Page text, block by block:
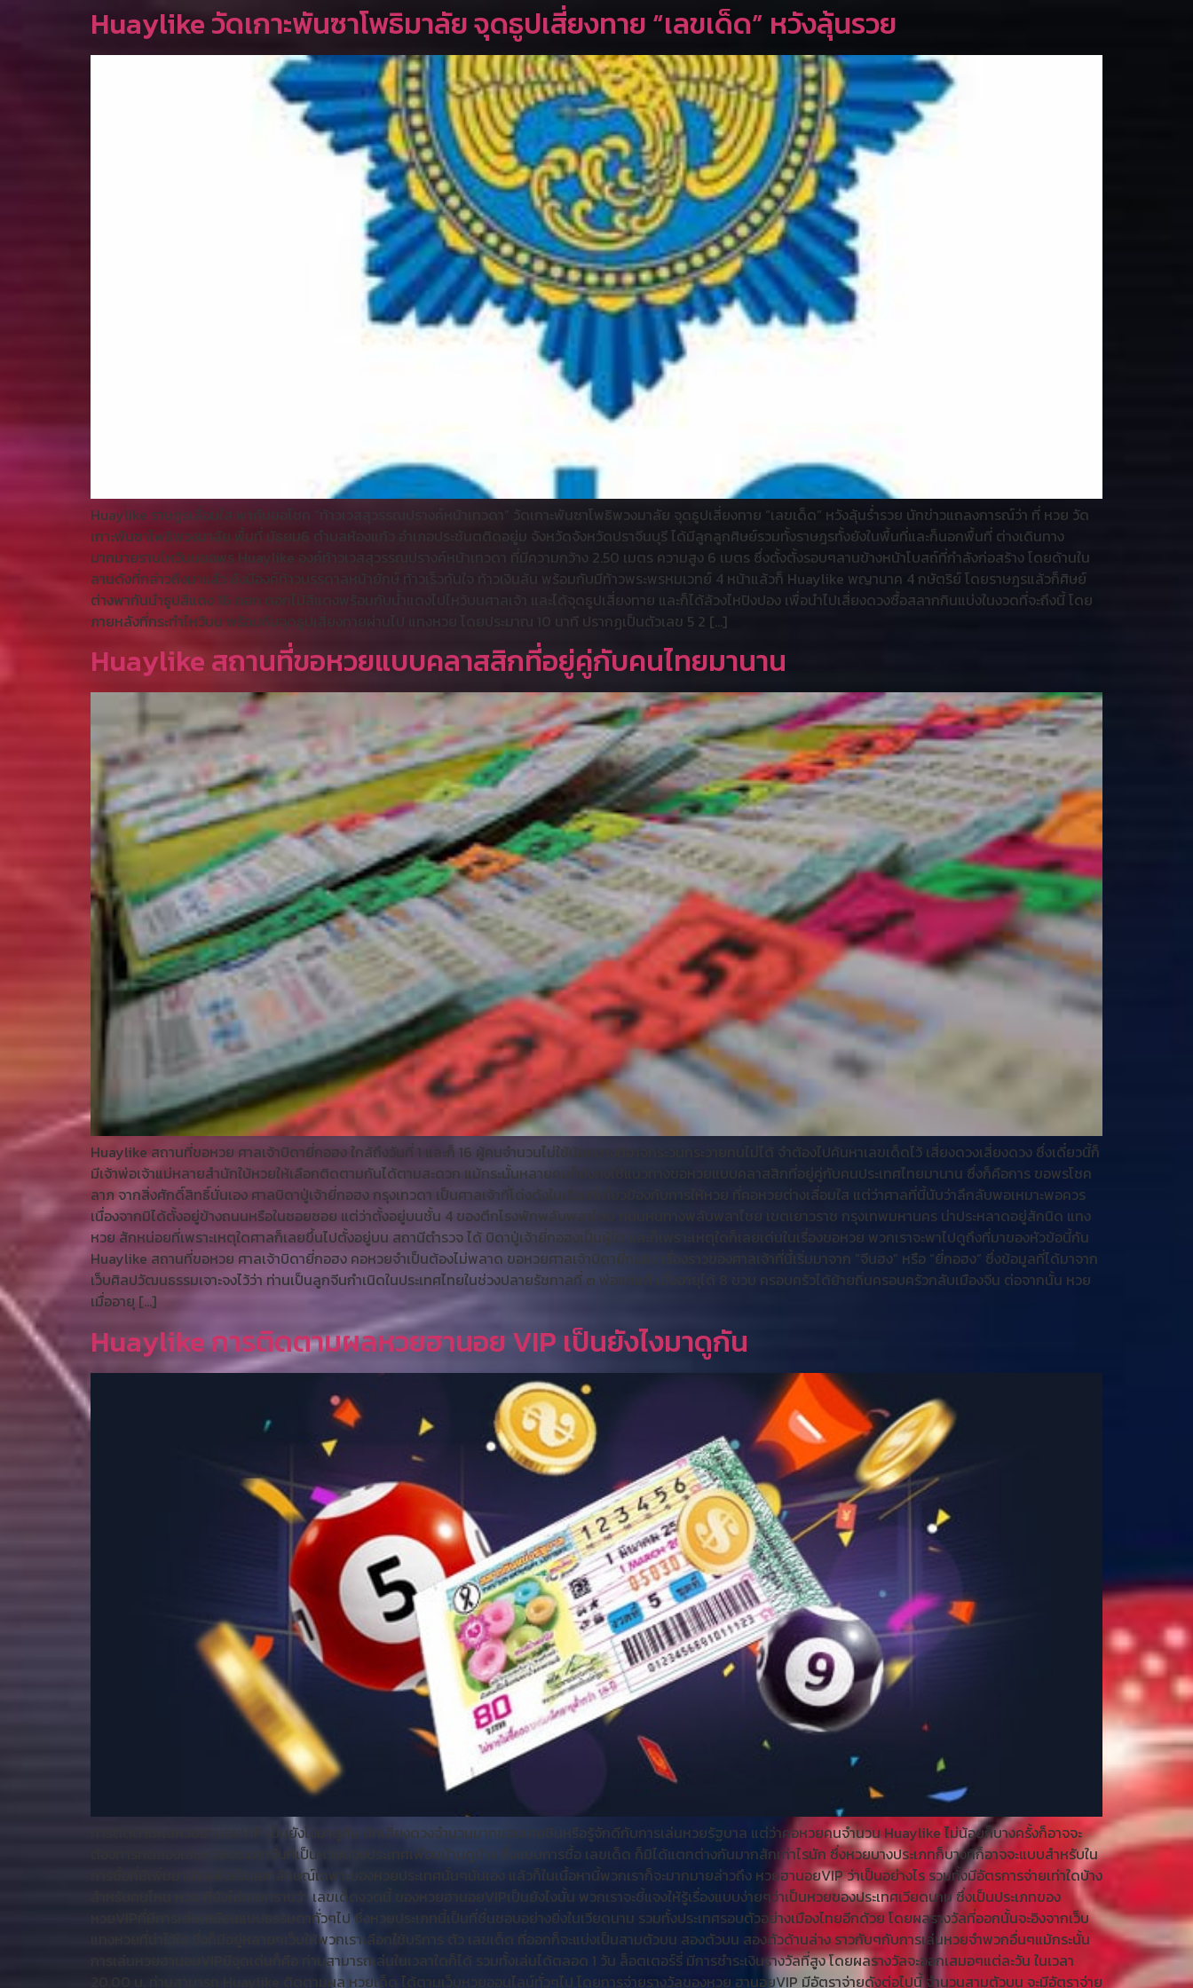
Huaylike วัดเกาะพันซาโพธิมาลัย จุดธูปเสี่ยงทาย “เลขเด็ด” หวังลุ้นรวย
Huaylike ราษฎรเลื่อมใส พากันขอโชค “ท้าวเวสสุวรรณปรางค์หน้าเทวดา” วัดเกาะพันซาโพธิพวงมาลัย จุดธูปเสี่ยงทาย “เลขเด็ด” หวังลุ้นร่ำรวย นักข่าวแถลงการณ์ว่า ที่ หวย วัด
เกาะพันซาโพธิพวงมาลัย พื้นที่ มัธยม6 ตำบลห้องแก้ว อำเภอประชันตติดอยู่ม จังหวัดจังหวัดปราจีนบุรี ได้มีลูกลูกศิษย์รวมทั้งราษฎรทั้งยังในพื้นที่และก็นอกพื้นที่ ต่างเดินทาง
มากมายราบไหว้บนขอพร Huaylike องค์ท้าวเวสสุวรรณปรางค์หน้าเทวดา ที่มีความกว้าง 2.50 เมตร ความสูง 6 เมตร ซึ่งตั้งตั้งรอบๆลานข้างหน้าโบสถ์ที่กำลังก่อสร้าง โดยด้านใน
ลานดังที่กล่าวถึงมาแล้ว ยังมีองค์ท้าวบรรดาลหน้ายักษ์ ท้าวเร็วทันใจ ท้าวเงินล้น พร้อมกับมีท้าวพระพรหมเวทย์ 4 หน้าแล้วก็ Huaylike พญานาค 4 กษัตริย์ โดยราษฎรแล้วก็ศิษย์
ต่างพากันนำธูปสีแดง 16 ดอก ดอกไม้สีแดงพร้อมกับน้ำแดงไปไหว้บนศาลเจ้า และได้จุดธูปเสี่ยงทาย และก็ได้ล้วงไหปิงปอง เพื่อนำไปเสี่ยงดวงซื้อสลากกินแบ่งในงวดที่จะถึงนี้ โดย
ภายหลังที่กระทำไหว้บน พร้อมกับจุดธูปเสี่ยงทายผ่านไป แทงหวย โดยประมาณ 10 นาที ปรากฏเป็นตัวเลข 5 2 […]
Huaylike สถานที่ขอหวยแบบคลาสสิกที่อยู่คู่กับคนไทยมานาน
Huaylike สถานที่ขอหวย ศาลเจ้าบิดายี่กอฮง ใกล้ถึงวันที่ 1 และก็ 16 ผู้คนจำนวนไม่ใช้น้อยบางทีอาจกระวนกระวายทนไม่ได้ จำต้องไปค้นหาเลขเด็ดไว้ เสี่ยงดวงเสี่ยงดวง ซึ่งเดี๋ยวนี้ก็
มีเจ้าพ่อเจ้าแม่หลายสำนักใบ้หวยให้เลือกติดตามกันได้ตามสะดวก แม้กระนั้นหลายคนก็ยังคงใช้แนวทางขอหวยแบบคลาสสิกที่อยู่คู่กับคนประเทศไทยมานาน ซึ่งก็คือการ ขอพรโชค
ลาภ จากสิ่งศักดิ์สิทธิ์นั่นเอง ศาลบิดาปู่เจ้ายี่กอฮง กรุงเทวดา เป็นศาลเจ้าที่โด่งดังในเรื่องที่เกี่ยวข้องกับการให้หวย ที่คอหวยต่างเลื่อมใส แต่ว่าศาลที่นี้นับว่าลึกลับพอเหมาะพอควร
เนื่องจากมิได้ตั้งอยู่ข้างถนนหรือในซอยซอย แต่ว่าตั้งอยู่บนชั้น 4 ของตึกโรงพักพลับพลาไชย ถนนหนทางพลับพลาไชย เขตเยาวราช กรุงเทพมหานคร น่าประหลาดอยู่สักนิด แทง
หวย สักหน่อยที่เพราะเหตุใดศาลก็เลยขึ้นไปตั้งอยู่บน สถานีตำรวจ ได้ บิดาปู่เจ้ายี่กอฮงเป็นผู้ใด และก็เพราะเหตุใดก็เลยเด่นในเรื่องขอหวย พวกเราจะพาไปดูถึงที่มาของหัวข้อนี้กัน
Huaylike สถานที่ขอหวย ศาลเจ้าบิดายี่กอฮง คอหวยจำเป็นต้องไม่พลาด ขอหวยศาลเจ้าบิดายี่กอฮง เรื่องราวของศาลเจ้าที่นี้เริ่มมาจาก “จีนฮง” หรือ “ยี่กอฮง” ซึ่งข้อมูลที่ได้มาจาก
เว็บศิลปวัฒนธรรมเจาะจงไว้ว่า ท่านเป็นลูกจีนกำเนิดในประเทศไทยในช่วงปลายรัชกาลที่ ๓ พ่อแซ่แต้ เมื่ออายุได้ 8 ขวบ ครอบครัวได้ย้ายถิ่นครอบครัวกลับเมืองจีน ต่อจากนั้น หวย
เมื่ออายุ […]
Huaylike การติดตามผลหวยฮานอย VIP เป็นยังไงมาดูกัน
การติดตามผลหวยฮานอยVIP เป็นยังไงมาดูกัน นักเสี่ยงดวงจำนวนมากชอบเคยชินหรือรู้จักดีกับการเล่นหวยรัฐบาล แต่ว่าคอหวยคนจำนวน Huaylike ไม่น้อยก็บางครั้งก็อาจจะ
ต้องการทดลองเล่นหวยประเภทอื่นที่เป็นหวยของประเทศเพื่อนบ้านดูบ้าง ซึ่งแบบการซื้อ เลขเด็ด ก็มิได้แตกต่างกันมากสักเท่าไรนัก ซึ่งหวยบางประเภทก็บางทีก็อาจจะแบบสำหรับใน
การซื้อที่มีเพิ่มมาบ้างเพื่อเป็นเอกลักษณ์เฉพาะของหวยประเทศนั้นๆนั่นเอง แล้วก็ในเนื้อหานี้พวกเราก็จะมากมายล่าวถึง หวยฮานอยVIP ว่าเป็นอย่างไร รวมทั้งมีอัตรการจ่ายเท่าใดบ้าง
สำหรับคนไหน หวย ที่ยังไม่เคยทราบว่า เลขเด็ดงวดนี้ ของหวยฮานอยVIPเป็นยังไงนั้น พวกเราจะชี้แจงให้รู้เรื่องแบบง่ายๆว่าเป็นหวยของประเทศเวียดนาม ซึ่งเป็นประเภทของ
หวยVIPที่มีการเล่นเสมือนแบบธรรมดาทั่วๆไป ซึ่งหวยประเภทนี้เป็นที่ชื่นชอบอย่างยิ่งในเวียดนาม รวมทั้งประเทศรอบตัวอย่างเมืองไทยอีกด้วย โดยผลรางวัลที่ออกนั้นจะอิงจากเว็บ
แทงหวยที่น่าไว้ใจ ซึ่งก็มีอยู่หลายๆเว็บให้พวกเราเลือกใช้บริการ ตัว เลขเด็ด ที่ออกก็จะแบ่งเป็นสามตัวบน สองตัวบน สองตัวด้านล่าง ราวกับๆกับการเล่นหวยจำพวกอื่นๆแม้กระนั้น
การเล่นหวยฮานอยVIPมีจุดเด่นก็คือ ท่านสามารถเล่นในเวลาใดก็ได้ รวมทั้งเล่นได้ตลอด 1 วัน ล็อตเตอร์รี่ มีการชำระเงินรางวัลที่สูง โดยผลรางวัลจะออกเสมอๆแต่ละวัน ในเวลา
20.00 น. ท่านสามารถ Huaylike ติดตามผล หวยเด็ด ได้ตามเว็บหวยออนไลน์ทั่วๆไป โดยการจ่ายรางวัลของหวย ฮานอยVIP มีอัตราจ่ายดังต่อไปนี้ จำนวนสามตัวบน จะมีอัตราจ่าย